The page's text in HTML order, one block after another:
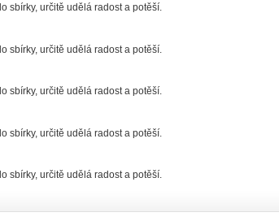
sbírky, určitě udělá radost a potěší.
sbírky, určitě udělá radost a potěší.
sbírky, určitě udělá radost a potěší.
sbírky, určitě udělá radost a potěší.
sbírky, určitě udělá radost a potěší.